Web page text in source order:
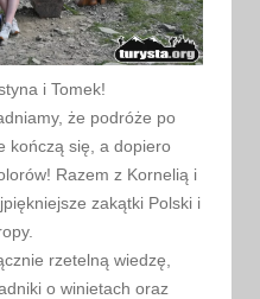
i Tomek!
że podróże po
kończą się, a dopiero
Razem z Kornelią i
zakątki Polski i
rzetelną wiedzę,
o winietach oraz